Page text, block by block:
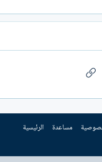
البريد الإلكتروني
مساعدة الرئيسية